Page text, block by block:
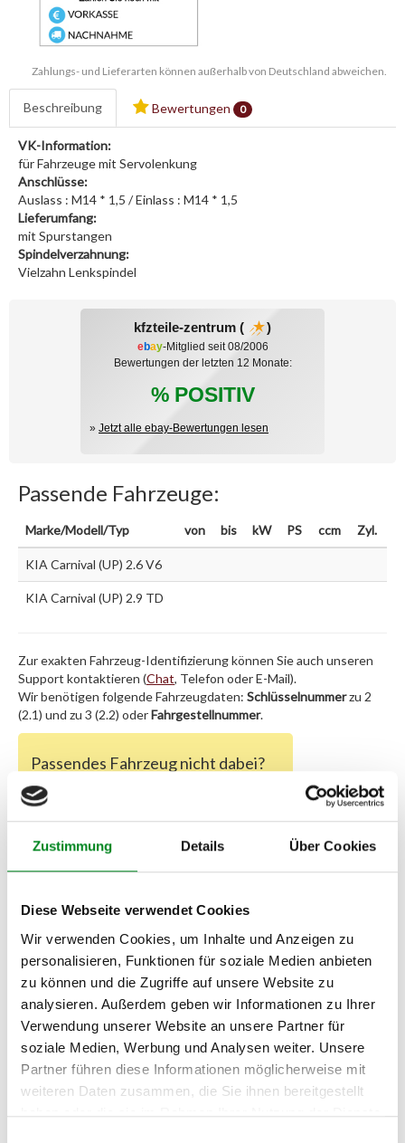
Zustimmung Details Über Cookies
Diese Webseite verwendet Cookies
Wir verwenden Cookies, um Inhalte und Anzeigen zu
personalisieren, Funktionen für soziale Medien anbieten
zu können und die Zugriffe auf unsere Website zu
analysieren. Außerdem geben wir Informationen zu Ihrer
Verwendung unserer Website an unsere Partner für
soziale Medien, Werbung und Analysen weiter. Unsere
Partner führen diese Informationen möglicherweise mit
weiteren Daten zusammen, die Sie ihnen bereitgestellt
haben oder die sie im Rahmen Ihrer Nutzung der Dienste
Zahlungs- und Lieferarten können außerhalb von Deutschland abweichen.
Beschreibung Bewertungen 0
VK-Information:
für Fahrzeuge mit Servolenkung
Anschlüsse:
Auslass : M14 * 1,5 / Einlass : M14 * 1,5
Lieferumfang:
mit Spurstangen
Spindelverzahnung:
Vielzahn Lenkspindel
kfzteile-zentrum ( )
ebay-Mitglied seit 08/2006
Bewertungen der letzten 12 Monate:
% POSITIV
» Jetzt alle ebay-Bewertungen lesen
Passende Fahrzeuge:
Marke/Modell/Typ von bis kW PS ccm Zyl.
KIA Carnival (UP) 2.6 V6
KIA Carnival (UP) 2.9 TD
Zur exakten Fahrzeug-Identifizierung können Sie auch unseren
Support kontaktieren (Chat, Telefon oder E-Mail).
Wir benötigen folgende Fahrzeugdaten: Schlüsselnummerzu 2
(2.1) und zu 3 (2.2) oderFahrgestellnummer.
Passendes Fahrzeug nicht dabei?
Fahrzeug-Suche für AT-Lenkgetriebe
Person
Hersteller
Unternehmensname:
TMC Turbolader Manufaktur Coesfeld
Adresse:
Am Wasserturm 55, Coesfeld, NRW, 48653, DE
E-Mail:
info@tmc-turbo.de
Telefon:
02541/8483601